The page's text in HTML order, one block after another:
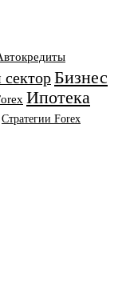
секторБизнес
Ипотека
Стратегии Forex